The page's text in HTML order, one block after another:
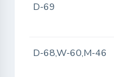
D-69
D-68,W-60,M-46